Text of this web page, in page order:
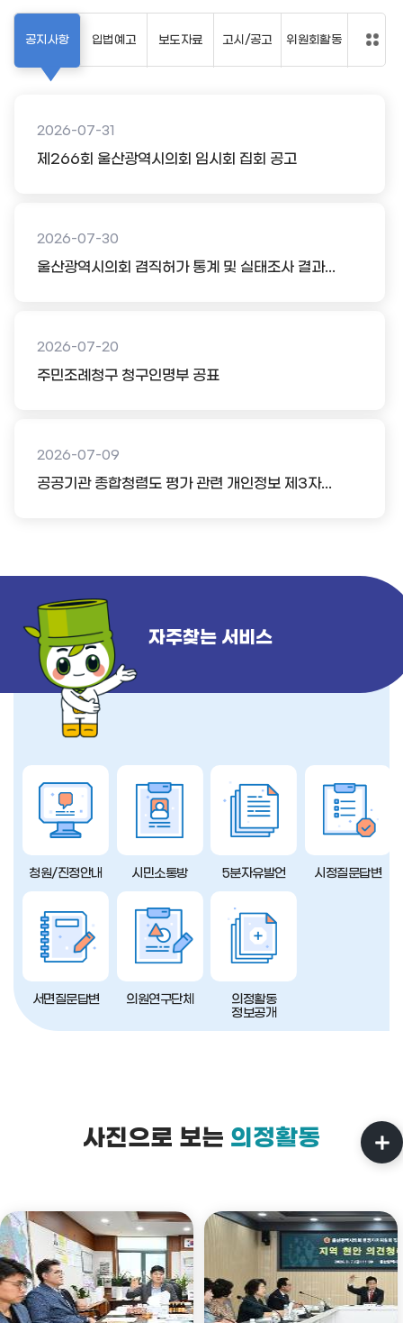
공지사항
2026-07-31
제266회 울산광역시의회 임시회 집회 공고
2026-07-30
울산광역시의회 겸직허가 통계 및 실태조사 결과...
2026-07-20
주민조례청구 청구인명부 공표
2026-07-09
공공기관 종합청렴도 평가 관련 개인정보 제3자...
입법예고 보도자료 고시/공고 위원회활동
자주찾는 서비스
청원/진정안내 시민소통방 5분자유발언 시정질문답변
서면질문답변 의원연구단체
의정활동
정보공개
사진으로 보는 의정활동